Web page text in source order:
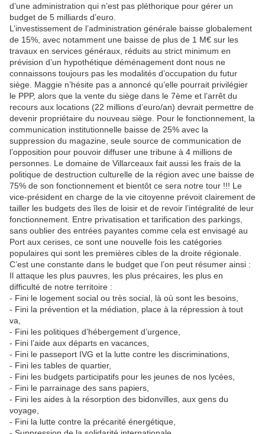
d’une administration qui n’est pas pléthorique pour gérer un
budget de 5 milliards d’euro.
L’investissement de l’administration générale baisse globalement
de 15%, avec notamment une baisse de plus de 1 M€ sur les
travaux en services généraux, réduits au strict minimum en
prévision d’un hypothétique déménagement dont nous ne
connaissons toujours pas les modalités d’occupation du futur
siège. Maggie n’hésite pas a annoncé qu’elle pourrait privilégier
le PPP, alors que la vente du siège dans le 7ème et l’arrêt du
recours aux locations (22 millions d’euro/an) devrait permettre de
devenir propriétaire du nouveau siège. Pour le fonctionnement, la
communication institutionnelle baisse de 25% avec la
suppression du magazine, seule source de communication de
l’opposition pour pouvoir diffuser une tribune à 4 millions de
personnes. Le domaine de Villarceaux fait aussi les frais de la
politique de destruction culturelle de la région avec une baisse de
75% de son fonctionnement et bientôt ce sera notre tour !!! Le
vice-président en charge de la vie citoyenne prévoit clairement de
tailler les budgets des îles de loisir et de revoir l’intégralité de leur
fonctionnement. Entre privatisation et tarification des parkings,
sans oublier des entrées payantes comme cela est envisagé au
Port aux cerises, ce sont une nouvelle fois les catégories
populaires qui sont les premières cibles de la droite régionale.
C’est une constante dans le budget que l’on peut résumer ainsi :
Il attaque les plus pauvres, les plus précaires, les plus en
difficulté de notre territoire :
- Fini le logement social ou très social, là où sont les besoins,
- Fini la prévention et la médiation, place à la répression à tout
va,
- Fini les politiques d’hébergement d’urgence,
- Fini l’aide aux départs en vacances,
- Fini le passeport IVG et la lutte contre les discriminations,
- Fini les tables de quartier,
- Fini les budgets participatifs pour les jeunes de nos lycées,
- Fini le parrainage des sans papiers,
- Fini les aides à la résorption des bidonvilles, aux gens du
voyage,
- Fini la lutte contre la précarité énergétique,